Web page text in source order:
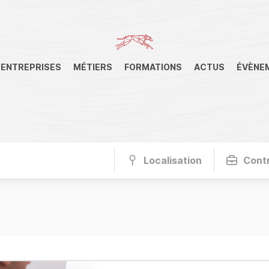
ENTREPRISES MÉTIERS FORMATIONS ACTUS
Localisation